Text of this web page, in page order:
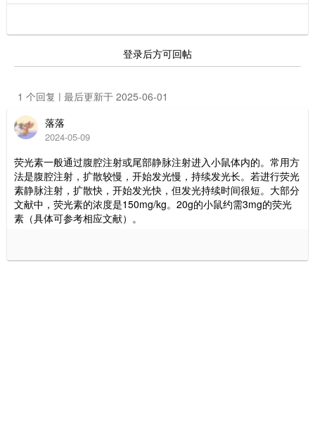
登录后方可回帖
1 个回复 | 最后更新于 2025-06-01
落落
2024-05-09
荧光素一般通过腹腔注射或尾部静脉注射进入小鼠体内的。常用方
法是腹腔注射，扩散较慢，开始发光慢，持续发光长。若进行荧光
素静脉注射，扩散快，开始发光快，但发光持续时间很短。大部分
文献中，荧光素的浓度是150mg/kg。20g的小鼠约需3mg的荧光
素（具体可参考相应文献）。